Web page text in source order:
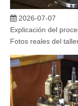
2026-07-07
Fotos reales del